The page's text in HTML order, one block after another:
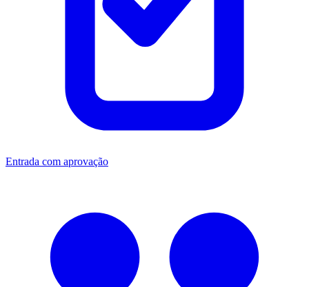
Entrada com aprovação